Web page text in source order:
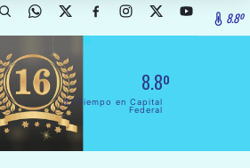
8.8º
8.8º
El Tiempo en Capital
Federal